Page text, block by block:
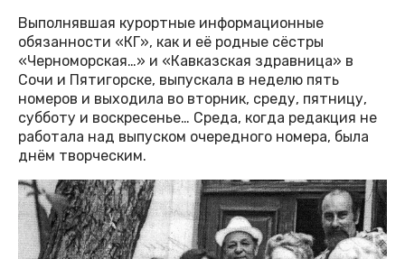
Выполнявшая курортные информационные
обязанности «КГ», как и её родные сёстры
«Черноморская…» и «Кавказская здравница» в
Сочи и Пятигорске, выпускала в неделю пять
номеров и выходила во вторник, среду, пятницу,
субботу и воскресенье… Среда, когда редакция не
работала над выпуском очередного номера, была
днём творческим.